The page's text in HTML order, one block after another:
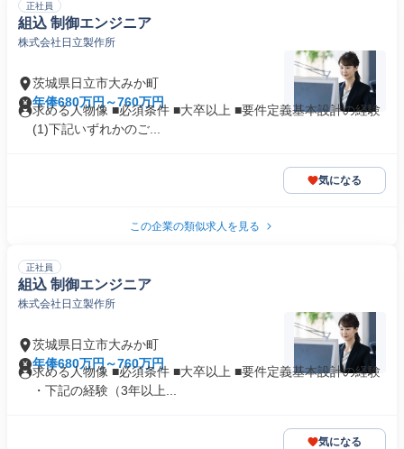
正社員
組込 制御エンジニア
株式会社日立製作所
茨城県日立市大みか町
年俸680万円～760万円
求める人物像 ■必須条件 ■大卒以上 ■要件定義基本設計の経験
(1)下記いずれかのご...
気になる
この企業の類似求人を見る
正社員
組込 制御エンジニア
株式会社日立製作所
茨城県日立市大みか町
年俸680万円～760万円
求める人物像 ■必須条件 ■大卒以上 ■要件定義基本設計の経験
・下記の経験（3年以上...
気になる